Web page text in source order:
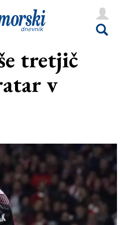
tretjič
v